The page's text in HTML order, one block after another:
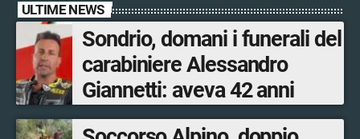
ULTIME NEWS
Sondrio, domani i funerali del
carabiniere Alessandro
Giannetti: aveva 42 anni